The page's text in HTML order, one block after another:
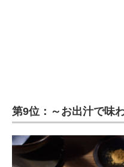
第9位：～お出汁で味